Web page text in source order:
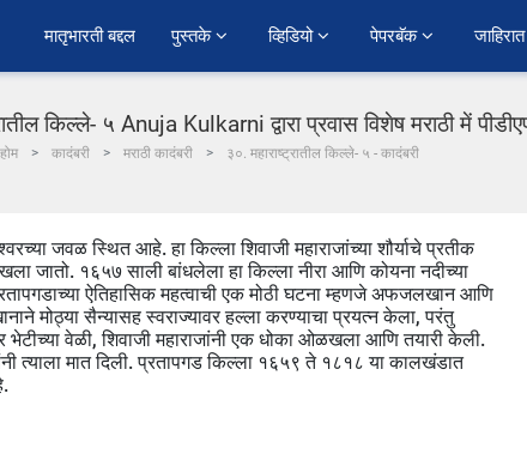
﻿मातृभारती बद्दल पुस्तके व्हिडियो पेपरबॅक जाहिरात
किल्ले- ५ Anuja Kulkarni द्वारा प्रवास विशेष मराठी में
होम कादंबरी मराठी कादंबरी ३०. महाराष्ट्रातील किल्ले- ५ - कादंबरी
जवळ स्थित आहे. हा किल्ला शिवाजी महाराजांच्या शौर्याचे प्रतीक
जातो. १६५७ साली बांधलेला हा किल्ला नीरा आणि कोयना नदीच्या
ऐतिहासिक महत्वाची एक मोठी घटना म्हणजे अफजलखान आणि
मोठ्या सैन्यासह स्वराज्यावर हल्ला करण्याचा प्रयत्न केला, परंतु
भेटीच्या वेळी, शिवाजी महाराजांनी एक धोका ओळखला आणि तयारी केली.
त्याला मात दिली. प्रतापगड किल्ला १६५९ ते १८१८ या कालखंडात